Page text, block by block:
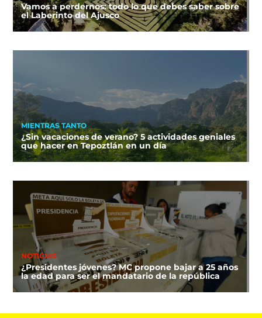
Vamos a perdernos: todo lo que debes saber sobre
el Laberinto del Ajusco
MIENTRAS TANTO
¿Sin vacaciones de verano? 5 actividades geniales
que hacer en Tepoztlán en un día
NOTICIAS
¿Presidentes jóvenes? MC propone bajar a 25 años
la edad para ser el mandatario de la república